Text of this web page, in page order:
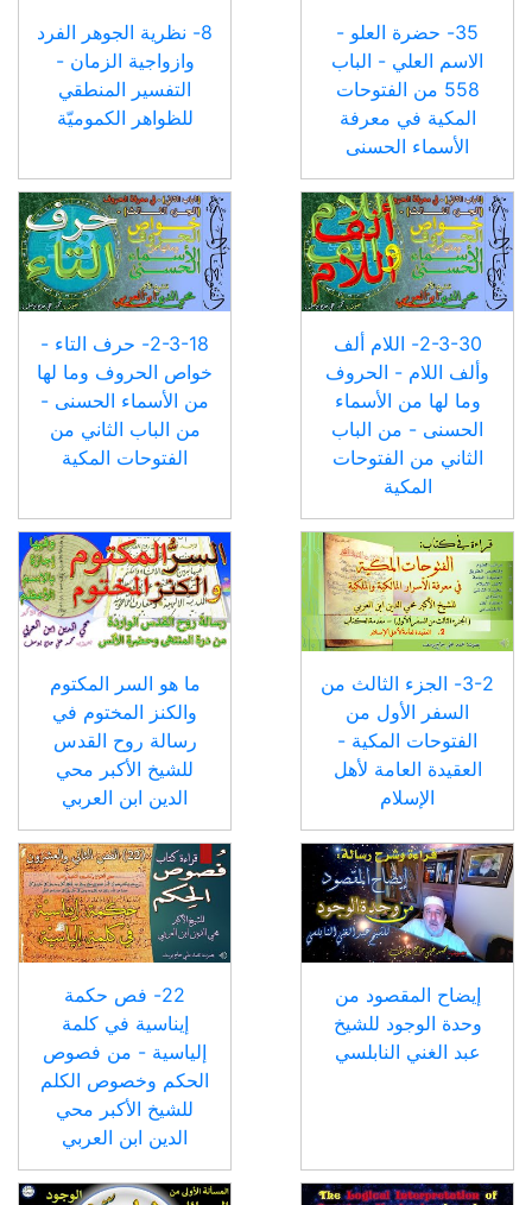
35- حضرة العلو -
الاسم العلي - الباب
558 من الفتوحات
المكية في معرفة
الأسماء الحسنى
8- نظرية الجوهر الفرد
وازواجية الزمان -
التفسير المنطقي
للظواهر الكموميّة
2-3-30- اللام ألف
وألف اللام - الحروف
وما لها من الأسماء
الحسنى - من الباب
الثاني من الفتوحات
المكية
2-3-18- حرف التاء -
خواص الحروف وما لها
من الأسماء الحسنى -
من الباب الثاني من
الفتوحات المكية
3-2- الجزء الثالث من
السفر الأول من
الفتوحات المكية -
العقيدة العامة لأهل
الإسلام
ما هو السر المكتوم
والكنز المختوم في
رسالة روح القدس
للشيخ الأكبر محي
الدين ابن العربي
إيضاح المقصود من
وحدة الوجود للشيخ
عبد الغني النابلسي
22- فص حكمة
إيناسية في كلمة
إلياسية - من فصوص
الحكم وخصوص الكلم
للشيخ الأكبر محي
الدين ابن العربي